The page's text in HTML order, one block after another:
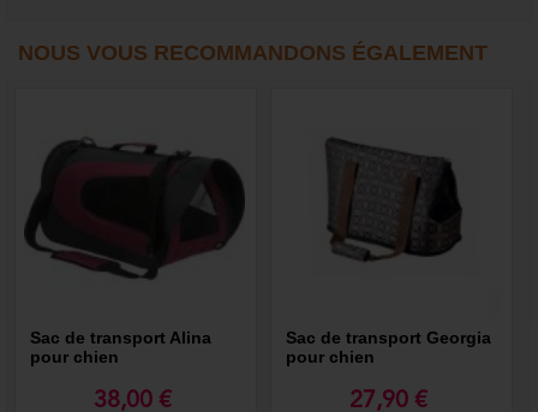
NOUS VOUS RECOMMANDONS ÉGALEMENT
Sac de transport Alina
pour chien
38,00 €
Sac de transport Georgia
pour chien
27,90 €